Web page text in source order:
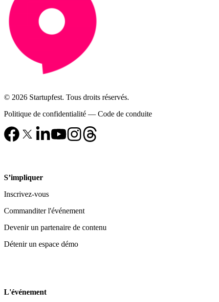
© 2026 Startupfest. Tous droits réservés.
Politique de confidentialité — Code de conduite
S’impliquer
Inscrivez-vous
Commanditer l'événement
Devenir un partenaire de contenu
Détenir un espace démo
L'événement